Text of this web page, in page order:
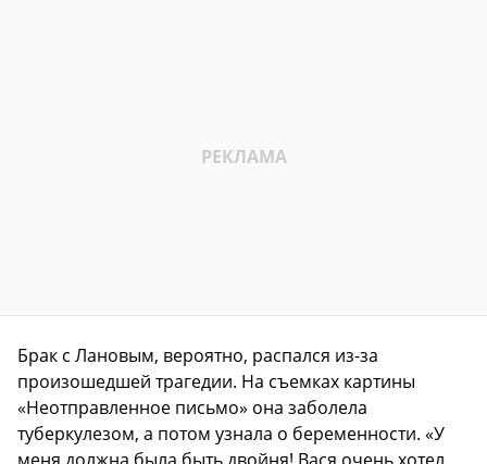
Брак с Лановым, вероятно, распался из-за
произошедшей трагедии. На съемках картины
«Неотправленное письмо» она заболела
туберкулезом, а потом узнала о беременности. «У
меня должна была быть двойня! Вася очень хотел